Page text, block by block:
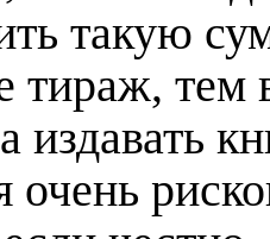
такую
тираж, тем
издавать
очень